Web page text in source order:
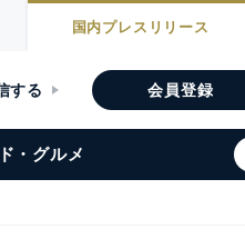
国内プレスリリース
する 会員登録
・グルメ